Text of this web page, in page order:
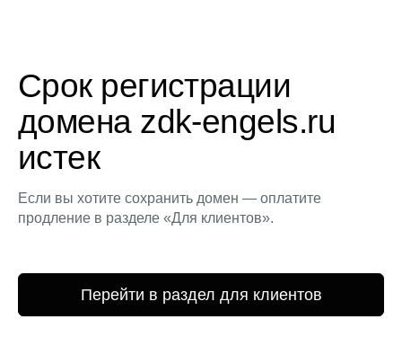
Срок регистрации
домена zdk-engels.ru
истек
Если вы хотите сохранить домен — оплатите
продление в разделе «Для клиентов».
Перейти в раздел для клиентов